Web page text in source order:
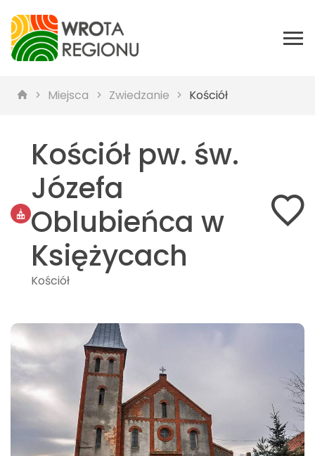
Miejsca Zwiedzanie Kościół
Kościół pw. św.
Józefa
Oblubieńca w
Księżycach
Kościół